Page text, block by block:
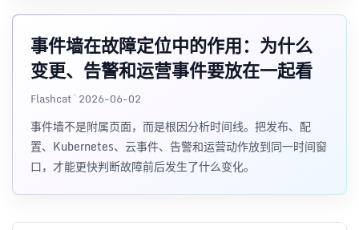
事件墙在故障定位中的作用：为什么
变更、告警和运营事件要放在一起看
Flashcat · 2026-06-02
事件墙不是附属页面，而是根因分析时间线。把发布、配
置、Kubernetes、云事件、告警和运营动作放到同一时间窗
口，才能更快判断故障前后发生了什么变化。